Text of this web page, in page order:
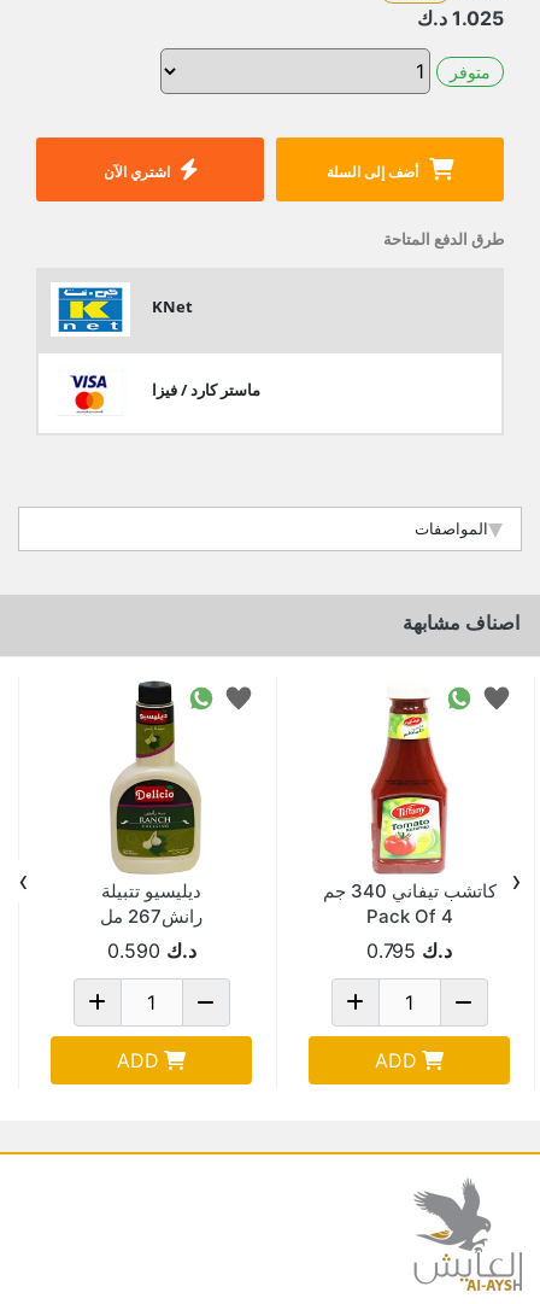
1.025 د.ك
متوفر
أضف إلى السلة اشتري الآن
طرق الدفع المتاحة
KNet
ماستر كارد / فيزا
المواصفات
اصناف مشابهة
كاتشب تيفاني 340 جم
Pack Of 4
د.ك 0.795
ADD
ديليسيو تتبيلة
رانش267 مل
د.ك 0.590
ADD
‹
›